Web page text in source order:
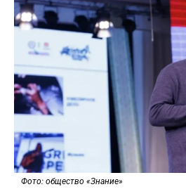
Фото: общество «Знание»